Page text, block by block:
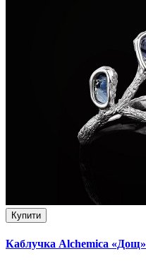
Купити
Каблучка Alchemica «Дощ»